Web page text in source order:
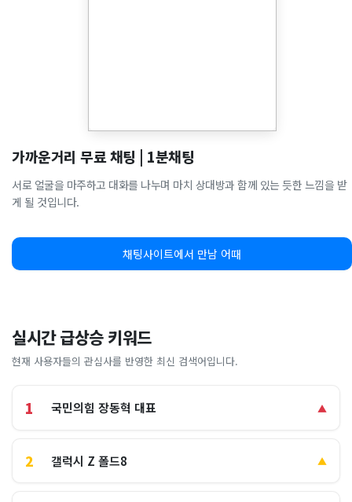
가까운거리 무료 채팅 | 1분채팅
서로 얼굴을 마주하고 대화를 나누며 마치 상대방과 함께 있는 듯한 느낌을 받
게 될 것입니다.
채팅사이트에서 만남 어때
실시간 급상승 키워드
현재 사용자들의 관심사를 반영한 최신 검색어입니다.
1 국민의힘 장동혁 대표 ▲
2 갤럭시 Z 폴드8 ▲